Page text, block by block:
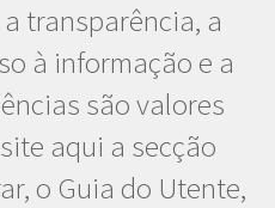
transparência, a
à informação e a
são valores
aqui a secção
o Guia do Utente,